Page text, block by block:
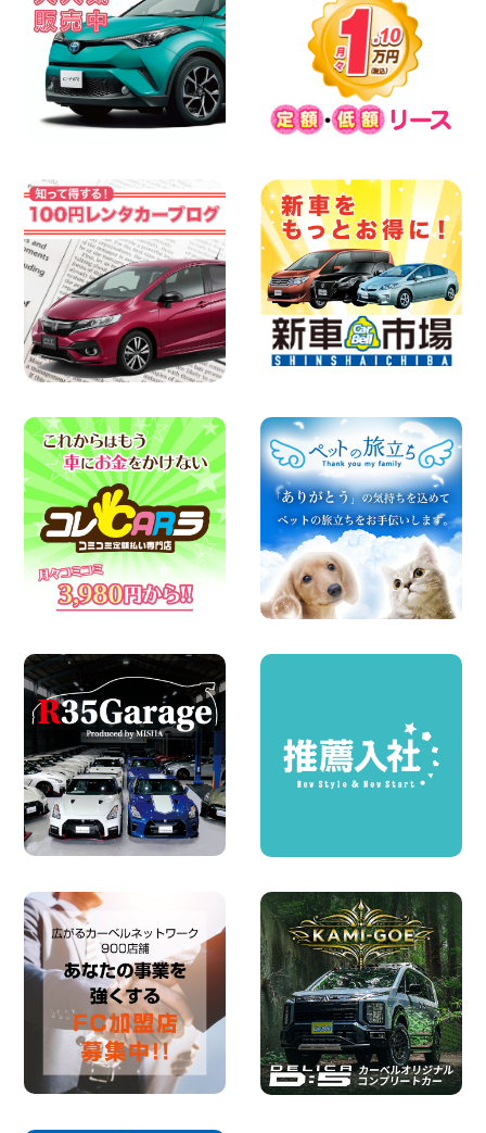
100円レンタカー 加古川
2026年08月06日
【佐渡の夏はレンタカーで自由に!】 新潟
県 両津店
100円レンタカー 両津
2026年08月06日
佐渡空港店
100円レンタカー 佐渡空港
2026年08月06日
今週末空きあります☆ 大阪府 寝屋川太間
東町店
100円レンタカー 寝屋川太間東町
2026年08月06日
☆ お盆特別乗り放題プラン ☆ 埼玉県 杉
戸店
100円レンタカー 杉戸
ールが付いている〜!! 福島県 福島笹木野
店
100円レンタカー 福島笹木野
2026年08月05日
※※超格安日額5,800円※※荷物運びに最適
の軽バンのレンタカー!! 出雲ドーム前店
島根県 出雲ドーム前店
100円レンタカー 出雲ドーム前
2026年08月05日
人気のスペイドワゴン ライトブルーで登
100円レンタカー 羽田空港
ちょっとそこまで。もっと気軽に 埼玉県
西武秩父駅前店
100円レンタカー 西武秩父駅前
2026年08月03日
圧倒的な存在感!【トヨタ・メガクルーザ
ー】を体感できるチャンスです! 千葉県
千葉北店